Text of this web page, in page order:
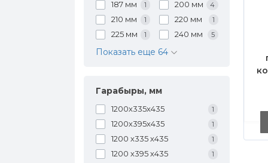
187 мм 1 200 мм 4
210 мм 1 220 мм 1
225 мм 1 240 мм 5
Показать еще 64
Гарабыры, мм
1200х335х435 1
1200х395х435 1
1200 х335 х435 1
1200 х395 х435 1